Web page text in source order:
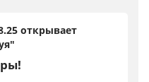
открывает